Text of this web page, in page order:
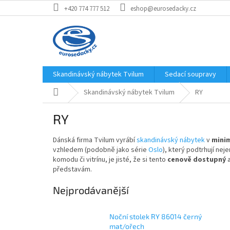
na
+420 774 777 512 eshop@eurosedacky.cz
Skandinávský nábytek Tvilum Sedací soupravy
Domů Skandinávský nábytek Tvilum RY
RY
Dánská firma Tvilum vyrábískandinávský nábytekv
vzhledem (podobně jako série Oslo), který podtrhují
komodu či vitrínu, je jisté, že si tento cenově dostupný a
představám.
Nejprodávanější
Noční stolek RY 86014 černý
mat/ořech